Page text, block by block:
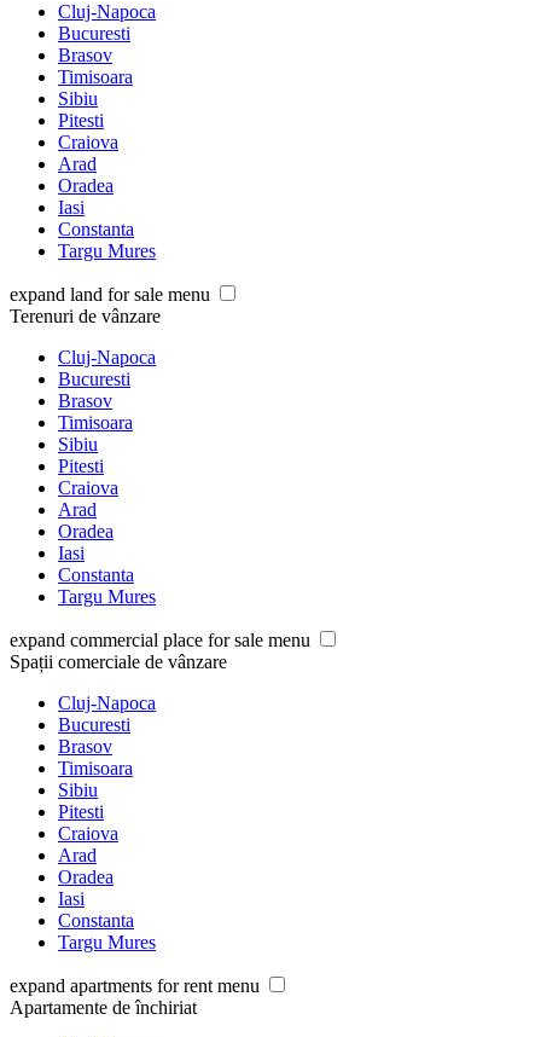
Cluj-Napoca
Bucuresti
Brasov
Timisoara
Sibiu
Pitesti
Craiova
Arad
Oradea
Iasi
Constanta
Targu Mures
expand land for sale menu
Terenuri de vânzare
Cluj-Napoca
Bucuresti
Brasov
Timisoara
Sibiu
Pitesti
Craiova
Arad
Oradea
Iasi
Constanta
Targu Mures
expand commercial place for sale menu
Spații comerciale de vânzare
Cluj-Napoca
Bucuresti
Brasov
Timisoara
Sibiu
Pitesti
Craiova
Arad
Oradea
Iasi
Constanta
Targu Mures
expand apartments for rent menu
Apartamente de închiriat